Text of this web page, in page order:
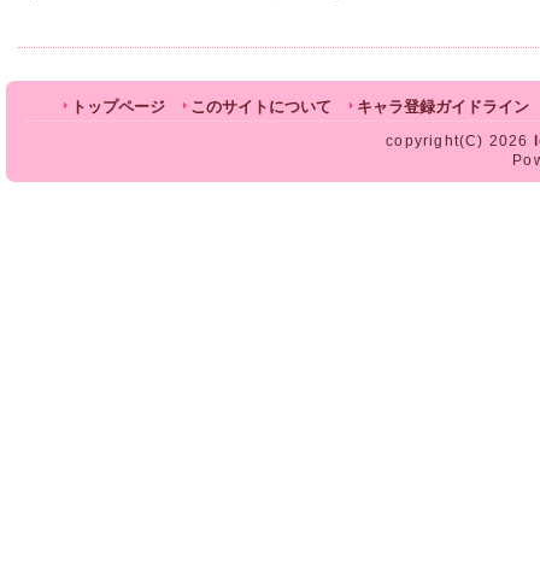
トップページ このサイトについて キャラ登録ガイドライン
copyright(C) 2026